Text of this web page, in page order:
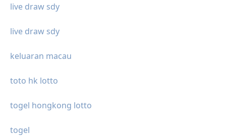
live draw sdy
live draw sdy
keluaran macau
toto hk lotto
togel hongkong lotto
togel